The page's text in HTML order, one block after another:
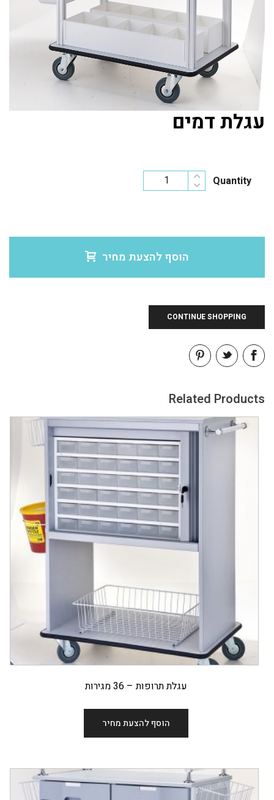
עגלת דמים
Quantity
הוסף להצעת מחיר
CONTINUE SHOPPING
Related Products
עגלת תרופות – 36 מגירות
הוסף להצעת מחיר